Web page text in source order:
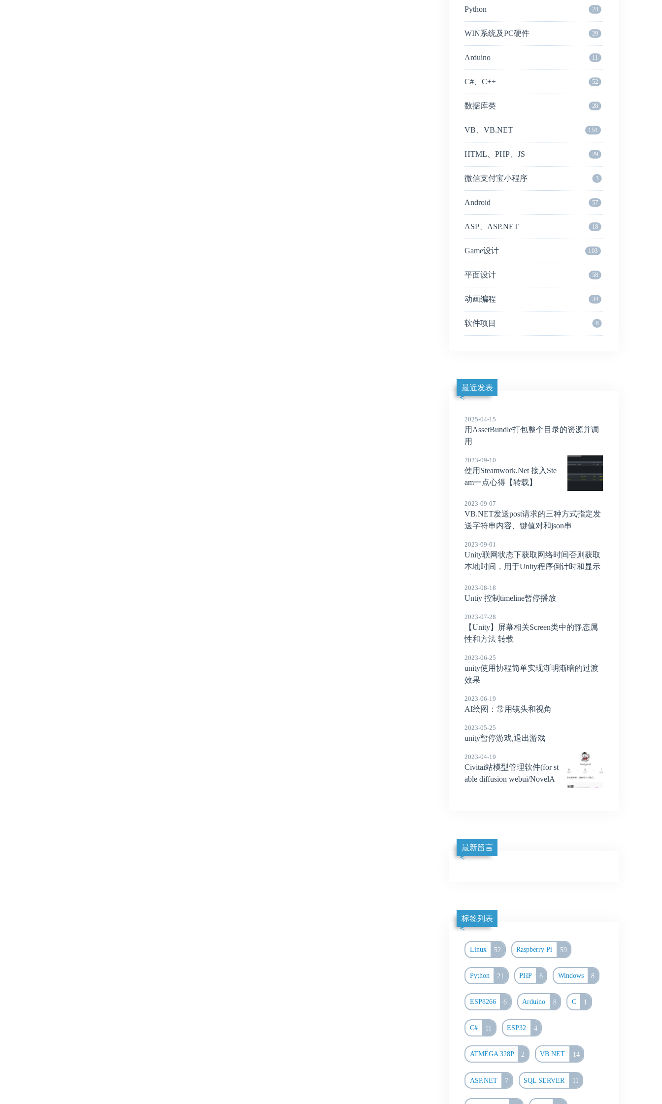
Python 24
WIN系统及PC硬件 29
Arduino 11
C#、C++ 52
数据库类 28
VB、VB.NET 151
HTML、PHP、JS 29
微信支付宝小程序 3
Android 57
ASP、ASP.NET 18
Game设计 103
平面设计 58
动画编程 34
软件项目 8
最近发表
2025-04-15
用AssetBundle打包整个目录的资源并调
用
2023-09-10
使用Steamwork.Net 接入Ste
am一点心得【转载】
2023-09-07
VB.NET发送post请求的三种方式指定发
送字符串内容、键值对和json串
2023-09-01
Unity联网状态下获取网络时间否则获取
本地时间，用于Unity程序倒计时和显示
2023-08-18
Untiy 控制timeline暂停播放
2023-07-28
【Unity】屏幕相关Screen类中的静态属
性和方法 转载
2023-06-25
unity使用协程简单实现渐明渐暗的过渡
效果
2023-06-19
AI绘图：常用镜头和视角
2023-05-25
unity暂停游戏,退出游戏
2023-04-19
Civitai站模型管理软件(for st
able diffusion webui/NovelA
最新留言
标签列表
Linux 52 Raspberry Pi 59
Python 21 PHP 6 Windows 8
ESP8266 6 Arduino 8 C 1
C# 11 ESP32 4
ATMEGA 328P 2 VB.NET 14
ASP.NET 7 SQL SERVER 11